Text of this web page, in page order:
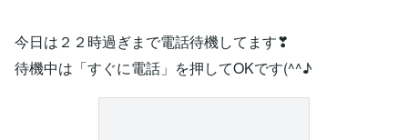
今日は２２時過ぎまで電話待機してます❣
待機中は「すぐに電話」を押してOKです(^^♪